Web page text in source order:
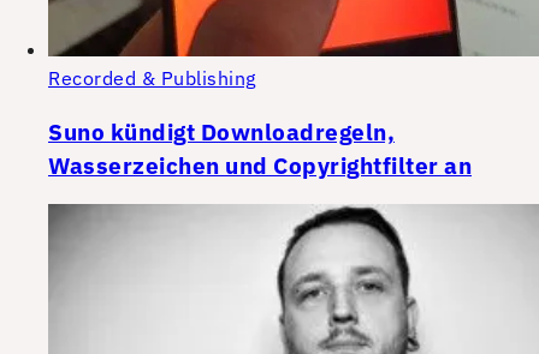
Recorded & Publishing
Suno kündigt Downloadregeln,
Wasserzeichen und Copyrightfilter an